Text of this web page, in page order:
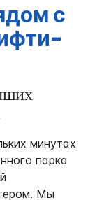
с
минутах
парка
Мы